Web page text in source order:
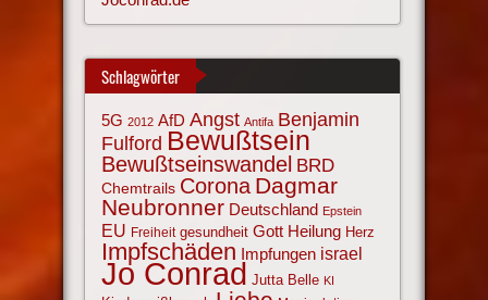
Schlagwörter
5G 2012 AfD Angst Antifa Benjamin
Fulford Bewußtsein
Bewußtseinswandel BRD
Chemtrails Corona Dagmar
Neubronner Deutschland Epstein
EU Freiheit gesundheit Gott Heilung Herz
Impfschäden Impfungen israel
Jo Conrad Jutta Belle KI